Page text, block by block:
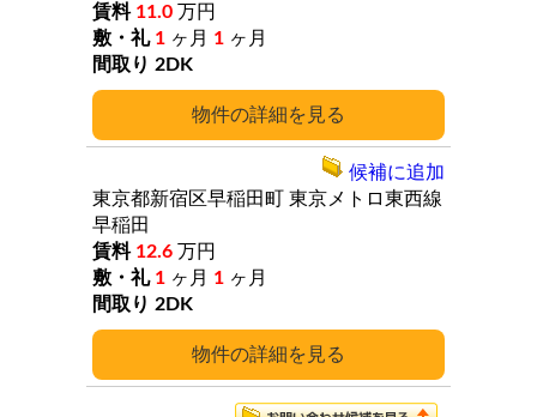
詳細
11.0 万円
1 ヶ月 1 ヶ月
2DK
詳細
東京都新宿区早稲田町 東京メトロ東西線
早稲田
12.6 万円
1 ヶ月 1 ヶ月
2DK
候補に追加